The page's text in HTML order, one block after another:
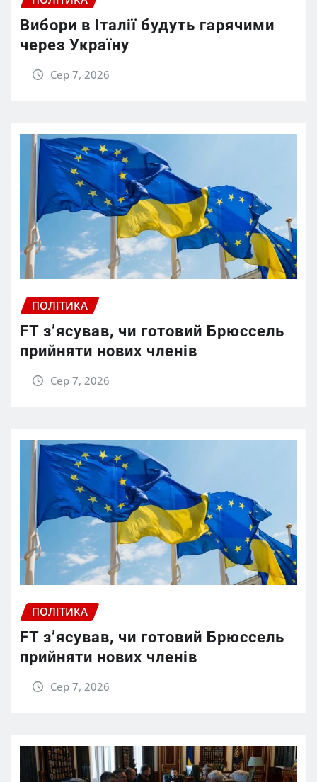
Вибори в Італії будуть гарячими
через Україну
Сер 7, 2026
ПОЛІТИКА
FT зʼясував, чи готовий Брюссель
прийняти нових членів
Сер 7, 2026
ПОЛІТИКА
FT зʼясував, чи готовий Брюссель
прийняти нових членів
Сер 7, 2026